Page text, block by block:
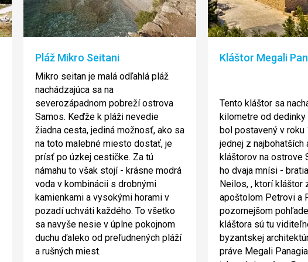
Pláž Mikro Seitani
Mikro seitan je malá odľahlá pláž
nachádzajúca sa na
severozápadnom pobreží ostrova
Samos. Keďže k pláži nevedie
žiadna cesta, jediná možnosť, ako sa
na toto malebné miesto dostať, je
prísť po úzkej cestičke. Za tú
námahu to však stojí - krásne modrá
voda v kombinácii s drobnými
kamienkami a vysokými horami v
pozadí uchváti každého. To všetko
sa navyše nesie v úplne pokojnom
duchu ďaleko od preľudnených pláží
a rušných miest.
Kláštor Megali
Tento kláštor sa
kilometre od dedinky
bol postavený v roku
jednej z najbohatších
kláštorov na ostrove
ho dvaja mnísi -
Neilos, , ktorí kláštor
apoštolom Petrovi a
pozornejšom
kláštora sú tu
byzantskej
práve Megali